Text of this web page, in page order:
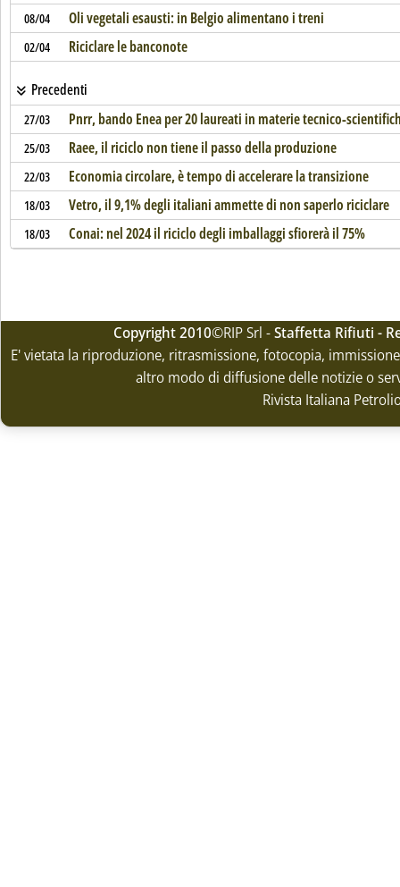
08/04 Oli vegetali esausti: in Belgio alimentano i treni
02/04 Riciclare le banconote
Precedenti
27/03 Pnrr, bando Enea per 20 laureati in materie tecnico-
25/03 Raee, il riciclo non tiene il passo della produzione
22/03 Economia circolare, è tempo di accelerare la transizione
18/03 Vetro, il 9,1% degli italiani ammette di non saperlo riciclare
18/03 Conai: nel 2024 il riciclo degli imballaggi sfiorerà il 75%
Copyright 2010©RIP Srl -Staffetta Rifiuti -
E' vietata la riproduzione, ritrasmissione, fotocopia,
altro modo di diffusione delle notizie o
Rivista Italiana